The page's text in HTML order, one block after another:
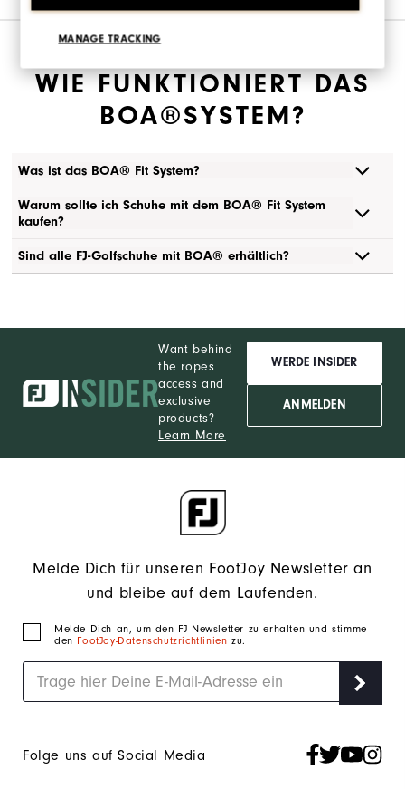
MANAGE TRACKING
WIE FUNKTIONIERT DAS
BOA®SYSTEM?
Was ist das BOA® Fit System?
Warum sollte ich Schuhe mit dem BOA® Fit System
kaufen?
Sind alle FJ-Golfschuhe mit BOA® erhältlich?
Want behind
the ropes
access and
exclusive
products?
Learn More
WERDE INSIDER
ANMELDEN
Melde Dich für unseren FootJoy Newsletter an
und bleibe auf dem Laufenden.
Melde Dich an, um den FJ Newsletter zu erhalten und stimme
den FootJoy-Datenschutzrichtlinienzu.
Folge uns auf Social Media